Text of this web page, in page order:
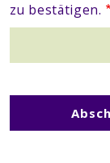
zu bestätigen.